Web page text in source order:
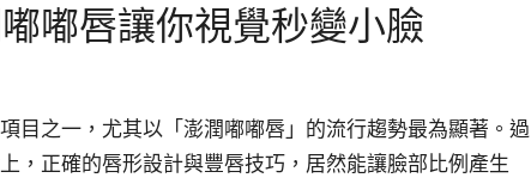
嘟唇讓你視覺秒變小臉
目之一，尤其以「澎潤嘟嘟唇」的流行趨勢最為顯著。過
，正確的唇形設計與豐唇技巧，居然能讓臉部比例產生